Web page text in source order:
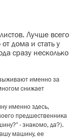
Лучше всего
дома и стать у
сразу несколько
именно за
снижает
именно здесь,
предшественника
- знакомо, да?).
машину, ее